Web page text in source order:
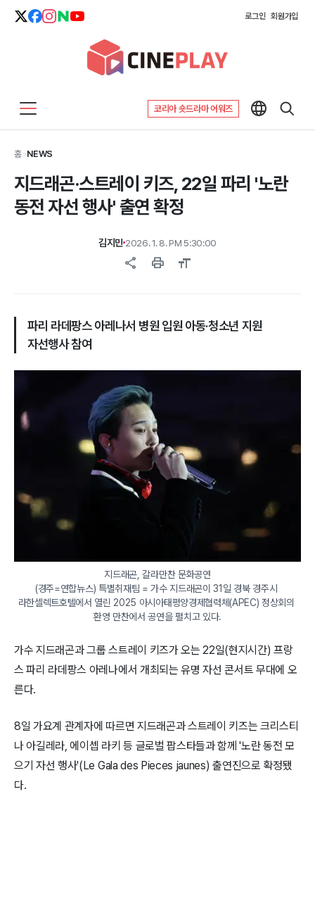
로그인 회원가입
코리아 숏드라마 어워즈
홈>NEWS
지드래곤·스트레이 키즈, 22일 파리 '노란
동전 자선 행사' 출연 확정
김지민 2026. 1. 8. PM 5:30:00
share print format_size
파리 라데팡스 아레나서 병원 입원 아동·청소년 지원
자선행사 참여
지드래곤, 갈라만찬 문화공연
(경주=연합뉴스) 특별취재팀 = 가수 지드래곤이 31일 경북 경주시
라한셀렉트호텔에서 열린 2025 아시아태평양경제협력체(APEC) 정상회의
환영 만찬에서 공연을 펼치고 있다.
가수 지드래곤과 그룹 스트레이 키즈가 오는 22일(현지시간) 프랑
스 파리 라데팡스 아레나에서 개최되는 유명 자선 콘서트 무대에 오
른다.
8일 가요계 관계자에 따르면 지드래곤과 스트레이 키즈는 크리스티
나 아길레라, 에이셉 라키 등 글로벌 팝스타들과 함께 '노란 동전 모
으기 자선 행사'(Le Gala des Pieces jaunes) 출연진으로 확정됐
다.